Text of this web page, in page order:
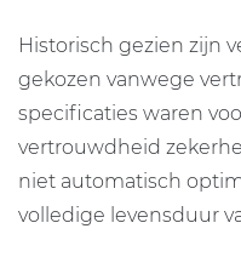
Historisch gezien zijn
gekozen vanwege
specificaties waren
vertrouwdheid
niet automatisch
volledige levensduur